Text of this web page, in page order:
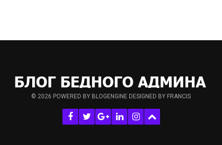
© 2026 POWERED BY BLOGENGINE DESIGNED BY FRANCIS